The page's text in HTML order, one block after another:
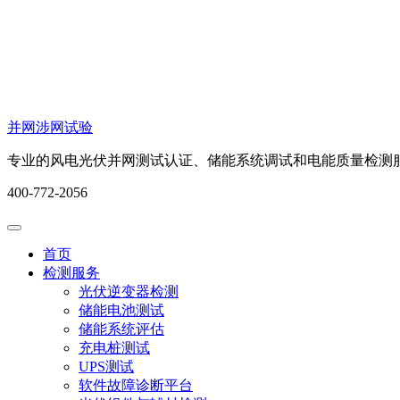
并网涉网试验
专业的风电光伏并网测试认证、储能系统调试和电能质量检测
400-772-2056
首页
检测服务
光伏逆变器检测
储能电池测试
储能系统评估
充电桩测试
UPS测试
软件故障诊断平台